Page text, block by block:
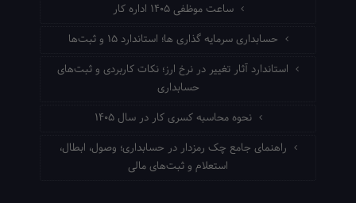
ساعت موظفی ۱۴۰۵ اداره کار
حسابداری سرمایه گذاری ها؛ استاندارد ۱۵ و ثبت‌ها
استاندارد آثار تغییر در نرخ ارز؛ نکات کاربردی و ثبت‌های
حسابداری
نحوه محاسبه کسری کار در سال ۱۴۰۵
راهنمای جامع چک رمزدار در حسابداری؛ وصول، ابطال،
استعلام و ثبت‌های مالی